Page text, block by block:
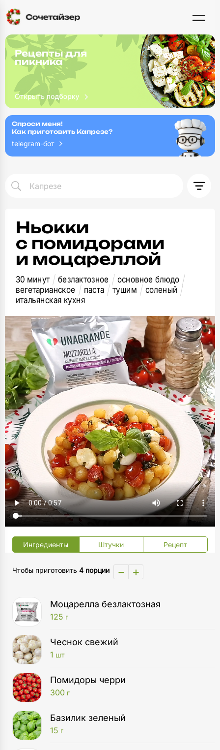
Рецепты для
пикника
Спроси меня!
Как приготовить Капрезе?
telegram-бот
Ньокки
с помидорами
и моцареллой
30 минут безлактозное
основное блюдо
вегетарианское
паста тушим
соленый
итальянская кухня
Ингредиенты Штучки Рецепт
Чтобы приготовить 4 порции − +
Моцарелла безлактозная
125 г
Чеснок свежий
1 шт
Помидоры черри
300 г
Базилик зеленый
15 г